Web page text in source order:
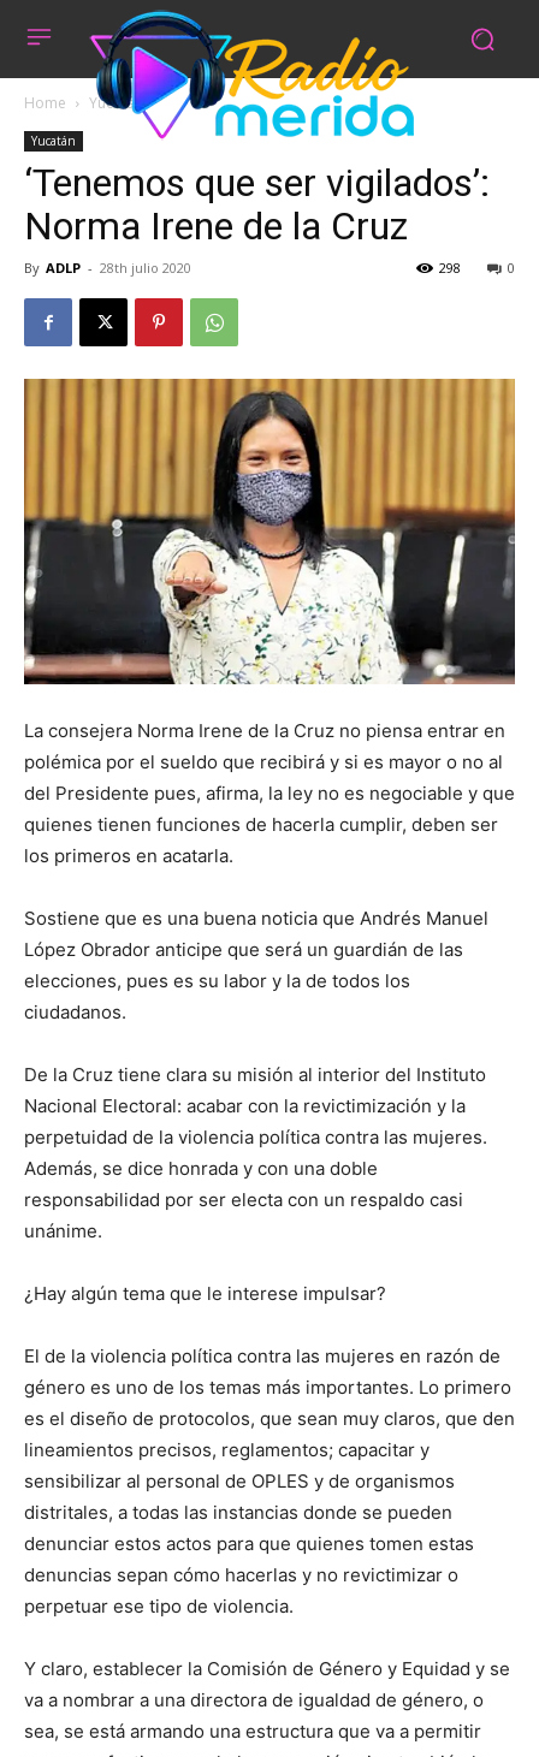
Home Yucatán
Yucatán
‘Tenemos que ser vigilados’:
Norma Irene de la Cruz
By ADLP - 28th julio 2020 0
298
La consejera Norma Irene de la Cruz no piensa entrar en
polémica por el sueldo que recibirá y si es mayor o no al
del Presidente pues, afirma, la ley no es negociable y que
quienes tienen funciones de hacerla cumplir, deben ser
los primeros en acatarla.
Sostiene que es una buena noticia que Andrés Manuel
López Obrador anticipe que será un guardián de las
elecciones, pues es su labor y la de todos los
ciudadanos.
De la Cruz tiene clara su misión al interior del Instituto
Nacional Electoral: acabar con la revictimización y la
perpetuidad de la violencia política contra las mujeres.
Además, se dice honrada y con una doble
responsabilidad por ser electa con un respaldo casi
unánime.
¿Hay algún tema que le interese impulsar?
El de la violencia política contra las mujeres en razón de
género es uno de los temas más importantes. Lo primero
es el diseño de protocolos, que sean muy claros, que den
lineamientos precisos, reglamentos; capacitar y
sensibilizar al personal de OPLES y de organismos
distritales, a todas las instancias donde se pueden
denunciar estos actos para que quienes tomen estas
denuncias sepan cómo hacerlas y no revictimizar o
perpetuar ese tipo de violencia.
Y claro, establecer la Comisión de Género y Equidad y se
va a nombrar a una directora de igualdad de género, o
sea, se está armando una estructura que va a permitir